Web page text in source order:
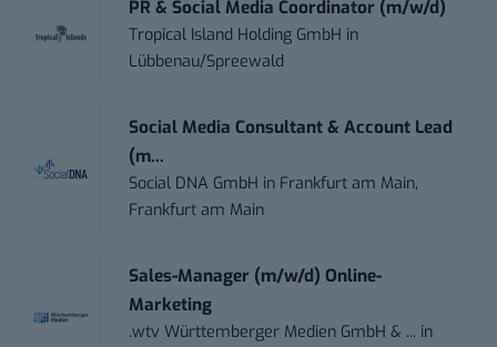
PR & Social Media Coordinator (m/w/d)
Tropical Island Holding GmbH in
Lübbenau/Spreewald
Social Media Consultant & Account Lead
(m...
Social DNA GmbH in Frankfurt am Main,
Frankfurt am Main
Sales-Manager (m/w/d) Online-
Marketing
.wtv Württemberger Medien GmbH & ... in